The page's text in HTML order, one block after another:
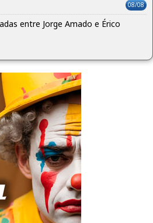
08/08
entre Jorge Amado e Érico